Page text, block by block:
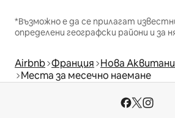
*Възможно е да се прилагат
определени географски райони и за
Airbnb Франция Нова
Места за месечно наемане